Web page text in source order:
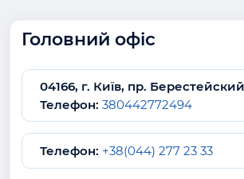
Головний офіс
04166, г. Київ, пр.
Телефон: 380442772494
Телефон: +38(044) 277 23 33